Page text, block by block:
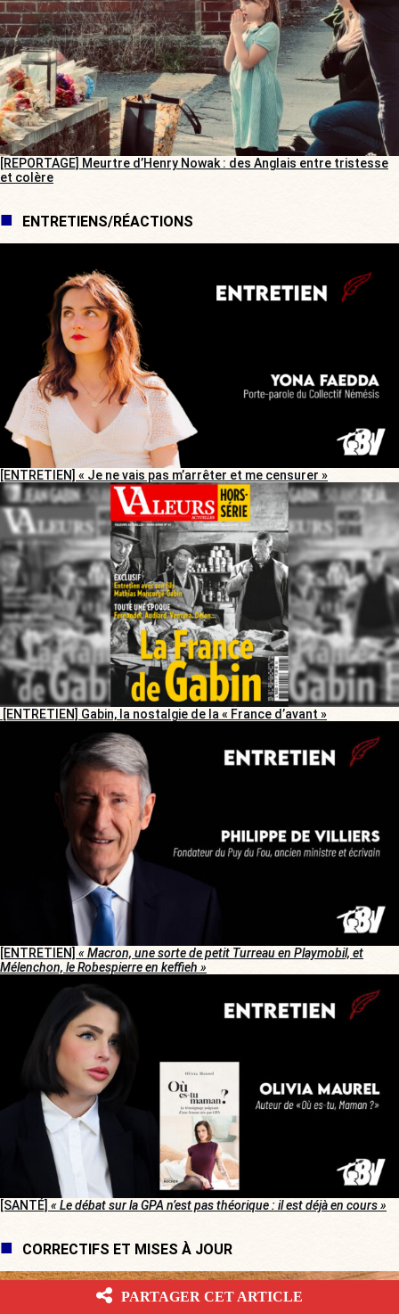
[REPORTAGE] Meurtre d’Henry Nowak : des Anglais entre tristesse
et colère
ENTRETIENS/RÉACTIONS
[ENTRETIEN] « Je ne vais pas m’arrêter et me censurer »
[ENTRETIEN] Gabin, la nostalgie de la « France d’avant »
[ENTRETIEN] « Macron, une sorte de petit Turreau en Playmobil, et
Mélenchon, le Robespierre en keffieh »
[SANTÉ] « Le débat sur la GPA n’est pas théorique : il est déjà en cours »
CORRECTIFS ET MISES À JOUR
PARTAGER CET ARTICLE